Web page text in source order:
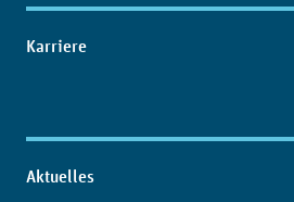
Karriere
Aktuelles